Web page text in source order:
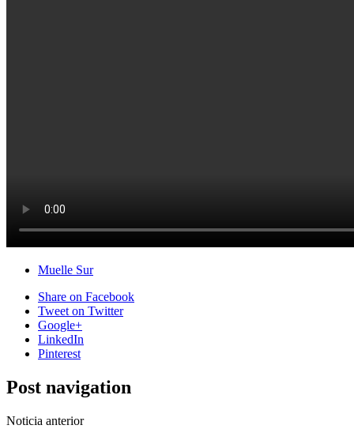
Muelle Sur
Share on Facebook
Tweet on Twitter
Google+
LinkedIn
Pinterest
Post navigation
Noticia anterior